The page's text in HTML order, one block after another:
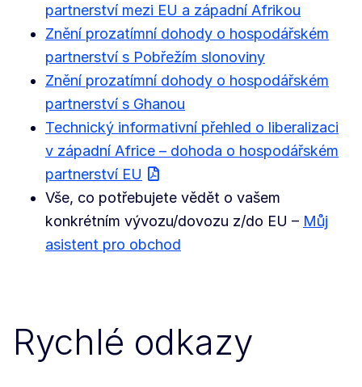
partnerství mezi EU a západní Afrikou
Znění prozatímní dohody o hospodářském
partnerství s Pobřežím slonoviny
Znění prozatímní dohody o hospodářském
partnerství s Ghanou
Technický informativní přehled o liberalizaci
v západní Africe – dohoda o hospodářském
partnerství EU
Vše, co potřebujete vědět o vašem
konkrétním vývozu/dovozu z/do EU – Můj
asistent pro obchod
Rychlé odkazy